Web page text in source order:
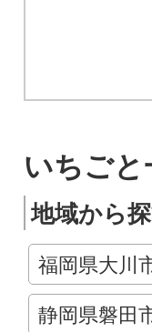
いちご
地域から
福岡県大川
静岡県磐田